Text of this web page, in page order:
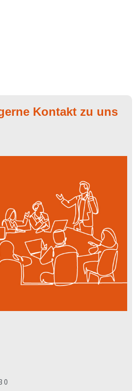
Kontakt zu uns
0